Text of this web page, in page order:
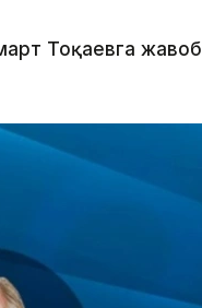
Тоқаевга жавоб